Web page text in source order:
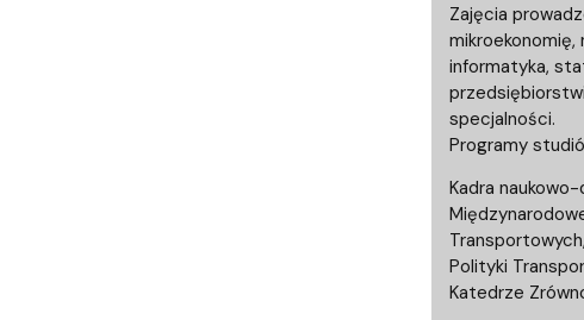
Zajęcia
informatyka,
specjalności.
Programy
Kadra
Polityki
Katedrze